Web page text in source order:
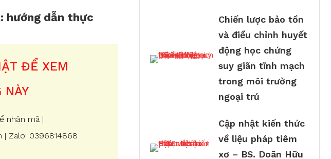
hướng dẫn thực
ĐỂ XEM
NÀY
nhận mã |
| Zalo: 0396814868
Chiến lược bảo tồn
và điều chỉnh huyết
động học chứng
suy giãn tĩnh mạch
trong môi trường
ngoại trú
Cập nhật kiến thức
về liệu pháp tiêm
xơ – BS. Doãn Hữu